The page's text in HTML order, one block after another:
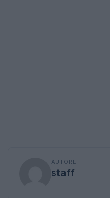
AUTORE
staff